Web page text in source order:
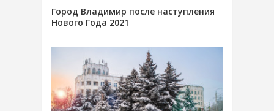
Город Владимир после наступления
Нового Года 2021